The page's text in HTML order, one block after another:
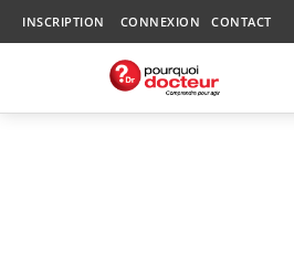
INSCRIPTION CONNEXION CONTACT